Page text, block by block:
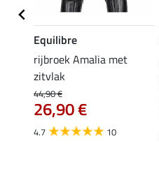
Equilibre
rijbroek Amalia met
zitvlak
44,90 €
26,90 €
4.7 10